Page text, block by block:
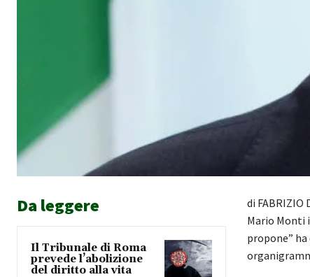
Da leggere
Il Tribunale di Roma
prevede l’abolizione
del diritto alla vita
di
Mario Monti
propone”